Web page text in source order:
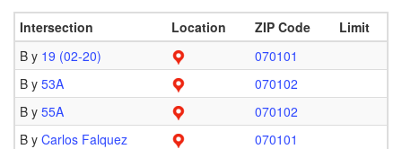
Intersection Location ZIP Code
Limit
B y 19 (02-20)
070101
B y 53A
070102
B y 55A
070102
B y Carlos Falquez
070101